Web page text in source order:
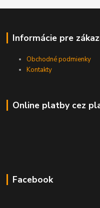
Informácie pre
Obchodné podmienky
Kontakty
Online platby cez
Facebook